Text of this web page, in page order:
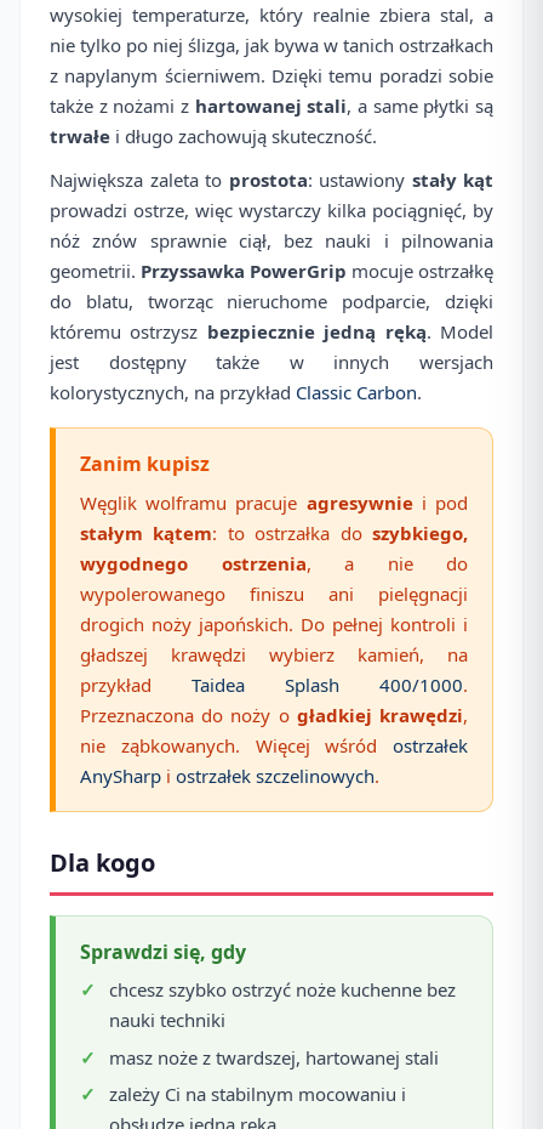
wysokiej temperaturze, który realnie zbiera stal, a
nie tylko po niej ślizga, jak bywa w tanich ostrzałkach
z napylanym ścierniwem. Dzięki temu poradzi sobie
także z nożami z hartowanej stali, a same płytki są
trwałe i długo zachowują skuteczność.
Największa zaleta to prostota: ustawiony stały kąt
prowadzi ostrze, więc wystarczy kilka pociągnięć, by
nóż znów sprawnie ciął, bez nauki i pilnowania
geometrii. Przyssawka PowerGrip mocuje ostrzałkę
do blatu, tworząc nieruchome podparcie, dzięki
któremu ostrzysz bezpiecznie jedną ręką. Model
jest dostępny także w innych wersjach
kolorystycznych, na przykład Classic Carbon.
Zanim kupisz
Węglik wolframu pracuje agresywniei pod
stałym kątem: to ostrzałka doszybkiego,
wygodnego ostrzenia, a nie do
wypolerowanego finiszu ani pielęgnacji
drogich noży japońskich. Do pełnej kontroli i
gładszej krawędzi wybierz kamień, na
przykład Taidea Splash 400/1000.
Przeznaczona do noży o gładkiej krawędzi,
nie ząbkowanych. Więcej wśród ostrzałek
AnySharp i ostrzałek szczelinowych.
Dla kogo
Sprawdzi się, gdy
chcesz szybko ostrzyć noże kuchenne bez
nauki techniki
masz noże z twardszej, hartowanej stali
zależy Ci na stabilnym mocowaniu i
obsłudze jedną ręką